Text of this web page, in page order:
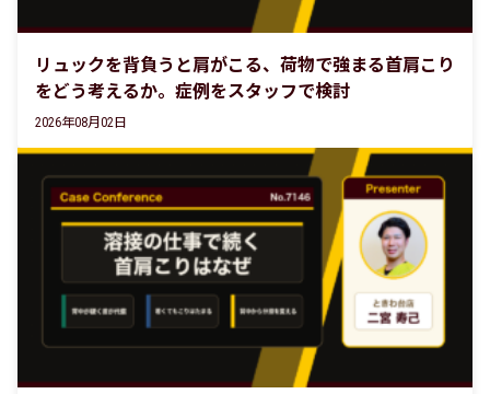
リュックを背負うと肩がこる、荷物で強まる首肩こり
をどう考えるか。症例をスタッフで検討
2026年08月02日